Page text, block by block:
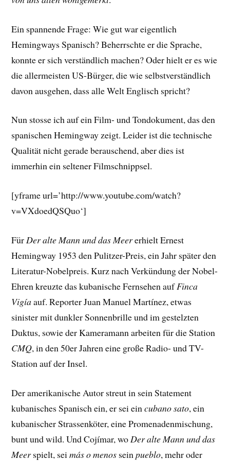
Ein spannende Frage: Wie gut war eigentlich
Hemingways Spanisch? Beherrschte er die Sprache,
konnte er sich verständlich machen? Oder hielt er es wie
die allermeisten US-Bürger, die wie selbstverständlich
davon ausgehen, dass alle Welt Englisch spricht?
Nun stosse ich auf ein Film- und Tondokument, das den
spanischen Hemingway zeigt. Leider ist die technische
Qualität nicht gerade berauschend, aber dies ist
immerhin ein seltener Filmschnippsel.
[yframe url=’http://www.youtube.com/watch?
v=VXdoedQSQuo‘]
FürDer alte Mann und das Meererhielt Ernest
Hemingway 1953 den Pulitzer-Preis, ein Jahr später den
Literatur-Nobelpreis. Kurz nach Verkündung der Nobel-
Ehren kreuzte das kubanische Fernsehen aufFinca
Vigíaauf. Reporter Juan Manuel Martínez, etwas
sinister mit dunkler Sonnenbrille und im gestelzten
Duktus, sowie der Kameramann arbeiten für die Station
CMQ, in den 50er Jahren eine große Radio- und TV-
Station auf der Insel.
Der amerikanische Autor streut in sein Statement
kubanisches Spanisch ein, er sei eincubano sato, ein
kubanischer Strassenköter, eine Promenadenmischung,
bunt und wild. Und Cojímar, wo Der alte Mann und das
Meerspielt, seimás o menos seinpueblo, mehr oder